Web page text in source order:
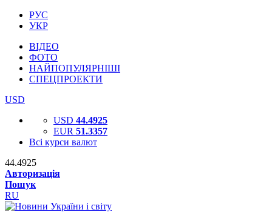
РУС
УКР
ВІДЕО
ФОТО
НАЙПОПУЛЯРНІШІ
СПЕЦПРОЕКТИ
USD
USD 44.4925
EUR 51.3357
Всі курси валют
44.4925
Авторизація
Пошук
RU